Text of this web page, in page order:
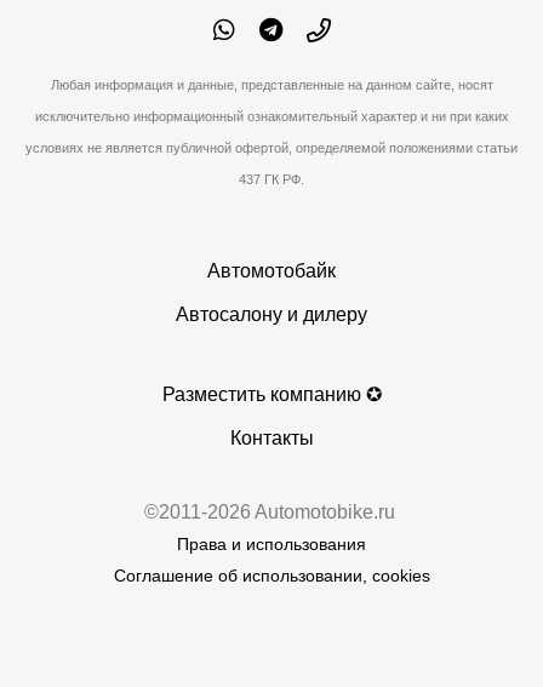
Любая информация и данные, представленные на данном сайте, носят
исключительно информационный ознакомительный характер и ни при каких
условиях не является публичной офертой, определяемой положениями статьи
437 ГК РФ.
Автомотобайк
Автосалону и дилеру
Разместить компанию ✪
Контакты
©2011-2026 Automotobike.ru
Права и использования
Соглашение об использовании, cookies